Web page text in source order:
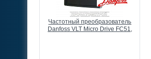
Частотный преобразователь
Danfoss VLT Micro Drive FC51,